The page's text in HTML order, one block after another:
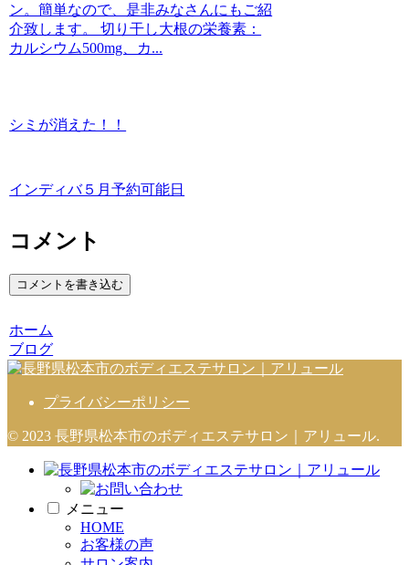
ン。簡単なので、是非みなさんにもご紹
介致します。 切り干し大根の栄養素：
カルシウム500mg、カ...
シミが消えた！！
インディバ５月予約可能日
コメント
コメントを書き込む
ホーム
ブログ
プライバシーポリシー
© 2023 長野県松本市のボディエステサロン｜アリュール.
メニュー
HOME
お客様の声